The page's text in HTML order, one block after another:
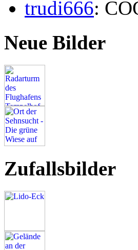
trudi666:
Neue Bilder
Zufallsbilder